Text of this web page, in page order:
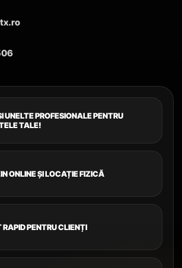
UNELTE PROFESIONALE PENTRU
TALE!
ONLINE ȘI LOCAȚIE FIZICĂ
RAPID PENTRU CLIENȚI